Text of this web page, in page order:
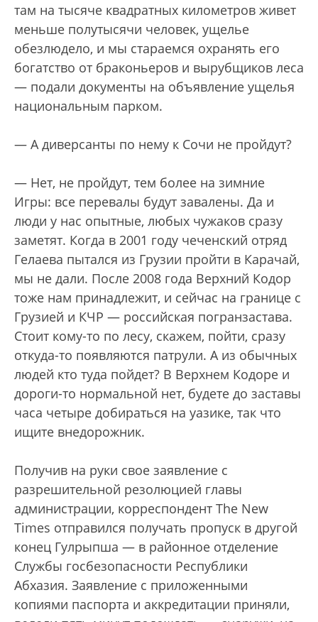
там на тысяче квадратных километров живет
меньше полутысячи человек, ущелье
обезлюдело, и мы стараемся охранять его
богатство от браконьеров и вырубщиков леса
— подали документы на объявление ущелья
национальным парком.
— А диверсанты по нему к Сочи не пройдут?
— Нет, не пройдут, тем более на зимние
Игры: все перевалы будут завалены. Да и
люди у нас опытные, любых чужаков сразу
заметят. Когда в 2001 году чеченский отряд
Гелаева пытался из Грузии пройти в Карачай,
мы не дали. После 2008 года Верхний Кодор
тоже нам принадлежит, и сейчас на границе с
Грузией и КЧР — российская погранзастава.
Стоит кому-то по лесу, скажем, пойти, сразу
откуда-то появляются патрули. А из обычных
людей кто туда пойдет? В Верхнем Кодоре и
дороги-то нормальной нет, будете до заставы
часа четыре добираться на уазике, так что
ищите внедорожник.
Получив на руки свое заявление с
разрешительной резолюцией главы
администрации, корреспондент The New
Times отправился получать пропуск в другой
конец Гулрыпша — в районное отделение
Службы госбезопасности Республики
Абхазия. Заявление с приложенными
копиями паспорта и аккредитации приняли,